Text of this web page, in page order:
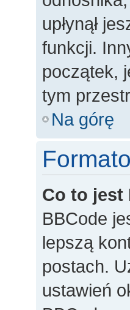
upłynął
funkcji.
początek,
tym
Na górę
Co to jest
BBCode
lepszą
postach.
ustawień